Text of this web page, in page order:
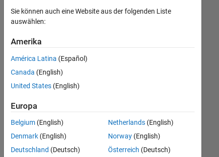
Inside Sales
Sales Operations
Marketing Communications
Human Resources
Derzeit
es
keine
offenen
Stellen,
Ihren
Suchkriterien
entsprechen.
können
Sie können auch eine Website aus der folgenden Liste
auswählen:
Amerika
América Latina (Español)
Canada (English)
United States (English)
Europa
Belgium (English)
Denmark (English)
Deutschland (Deutsch)
Netherlands(English)
Norway(English)
Österreich (Deutsch)